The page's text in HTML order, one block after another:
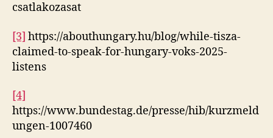
csatlakozasat
[3] https://abouthungary.hu/blog/while-tisza-
claimed-to-speak-for-hungary-voks-2025-
listens
[4]
https://www.bundestag.de/presse/hib/kurzmeld
ungen-1007460